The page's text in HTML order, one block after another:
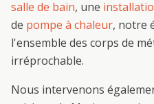
salle de bain, une
de pompe à chaleur, notre
l'ensemble des corps de
irréprochable.
Nous intervenons